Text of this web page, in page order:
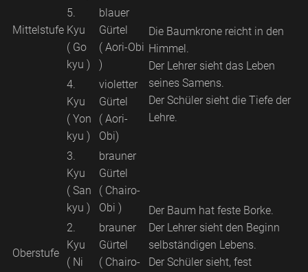
Mittelstufe
5.
Kyu
( Go
kyu )
blauer
Gürtel
( Aori-Obi
)
Die Baumkrone reicht in den
Himmel.
Der Lehrer sieht das Leben
seines Samens.
Der Schüler sieht die Tiefe der
Lehre.
4.
Kyu
( Yon
kyu )
violetter
Gürtel
( Aori-
Obi)
Oberstufe
3.
Kyu
( San
kyu )
brauner
Gürtel
( Chairo-
Obi )
Der Baum hat feste Borke.
Der Lehrer sieht den Beginn
selbständigen Lebens.
Der Schüler sieht, fest
2.
Kyu
( Ni
brauner
Gürtel
( Chairo-